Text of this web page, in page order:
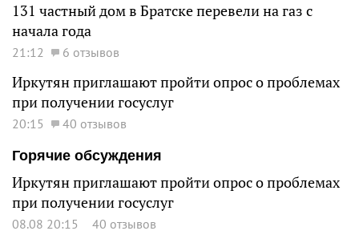
131 частный дом в Братске перевели на газ с
начала года
21:12 6 отзывов
Иркутян приглашают пройти опрос о проблемах
при получении госуслуг
20:15
40 отзывов
Горячие обсуждения
Иркутян приглашают пройти опрос о проблемах
при получении госуслуг
08.08 20:15 40 отзывов